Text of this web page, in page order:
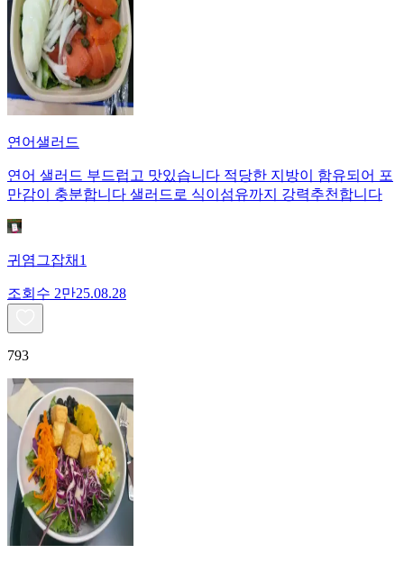
연어샐러드
연어 샐러드 부드럽고 맛있습니다 적당한 지방이 함유되어 포
만감이 충분합니다 샐러드로 식이섬유까지 강력추천합니다
귀염그잡채1
조회수 2만25.08.28
793